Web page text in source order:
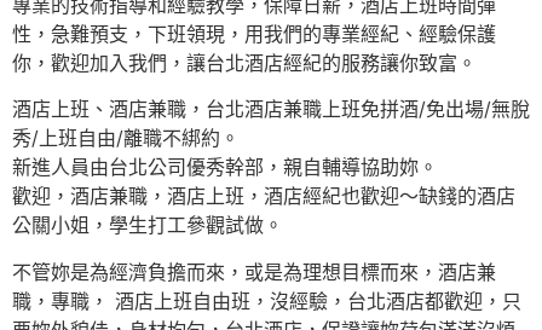
專業的技術指導和經驗教學，保障日薪，酒店上班時間彈
性，急難預支，下班領現，用我們的專業經紀、經驗保護
你，歡迎加入我們，讓台北酒店經紀的服務讓你致富。
酒店上班、酒店兼職，台北酒店兼職上班免拼酒/免出場/無脫
秀/上班自由/離職不綁約。
新進人員由台北公司優秀幹部，親自輔導協助妳。
歡迎，酒店兼職，酒店上班，酒店經紀也歡迎～缺錢的酒店
公關小姐，學生打工參觀試做。
不管妳是為經濟負擔而來，或是為理想目標而來，酒店兼
職，專職， 酒店上班自由班，沒經驗，台北酒店都歡迎，只